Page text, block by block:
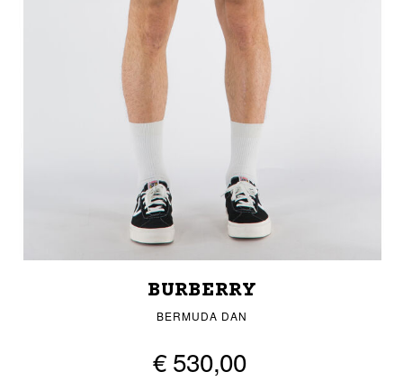
BURBERRY
BERMUDA DAN
€ 530,00